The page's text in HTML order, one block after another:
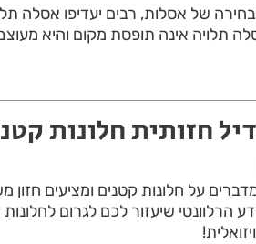
של אסלות, רבים יעדיפו אסלה
תלויה אינה תופסת מקום והיא
חזותית חלונות
על חלונות קטנים ומציעים חזון
הרלוונטי שיעזור לכם לגרום